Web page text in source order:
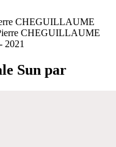
CHEGUILLAUME
CHEGUILLAUME
Sun par